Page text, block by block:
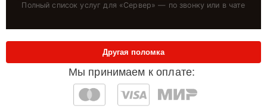
Полный список услуг для «Сервер» — по звонку или в чате
Мы принимаем к оплате:
Другая поломка